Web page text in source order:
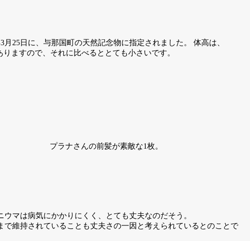
25日に、与那国町の天然記念物に指定されました。 体高は、
ますので、それに比べるととても小さいです。
プラナさんの前髪が素敵な1枚。
マは病気にかかりにくく、とても丈夫なのだそう。
維持されていることも丈夫さの一因と考えられているとのことで